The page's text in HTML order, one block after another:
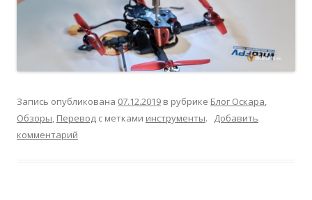
Запись опубликована 07.12.2019 в рубрике Блог Оскара
Обзоры Перевод с метками инструменты.
Добавить
комментарий